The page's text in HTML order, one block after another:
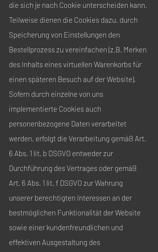
die sich je nach Cookie unterscheiden kann.
Teilweise dienen die Cookies dazu, durch
Speicherung von Einstellungen den
Bestellprozess zu vereinfachen (z.B. Merken
des Inhalts eines virtuellen Warenkorbs für
einen späteren Besuch auf der Website).
Sofern durch einzelne von uns
implementierte Cookies auch
personenbezogene Daten verarbeitet
werden, erfolgt die Verarbeitung gemäß Art.
6 Abs. 1 lit. b DSGVO entweder zur
Durchführung des Vertrages oder gemäß
Art. 6 Abs. 1 lit. f DSGVO zur Wahrung
unserer berechtigten Interessen an der
bestmöglichen Funktionalität der Website
sowie einer kundenfreundlichen und
effektiven Ausgestaltung des